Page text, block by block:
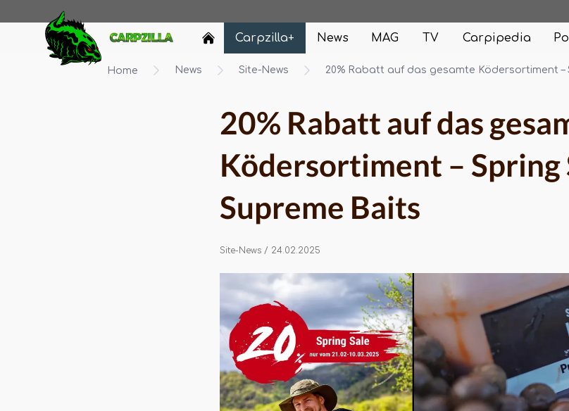
Carpzilla Carpzilla+ News MAG TV Carpipedia
Home News Site-News 20% Rabatt auf das gesamte Ködersortiment –
Site-News / 24.02.2025
20% Rabatt auf das
Ködersortiment – Spring
Supreme Baits